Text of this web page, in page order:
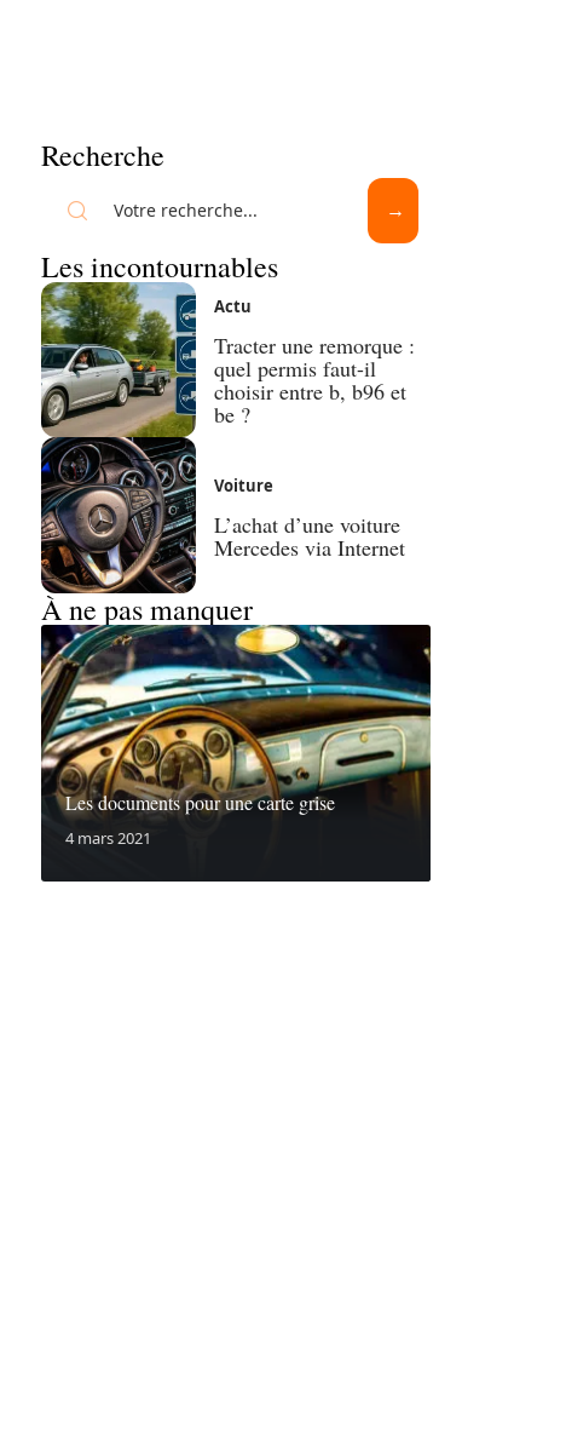
Recherche
Les incontournables
Actu
Tracter une remorque :
quel permis faut-il
choisir entre b, b96 et
be ?
Voiture
L’achat d’une voiture
Mercedes via Internet
À ne pas manquer
Les documents pour une carte grise
4 mars 2021